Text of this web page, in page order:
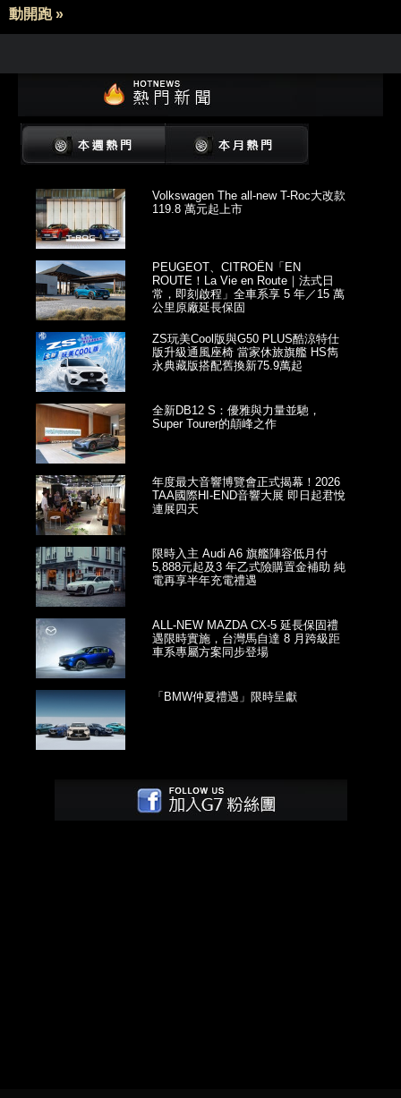
動開跑 »
Volkswagen The all-new T-Roc大改款
119.8 萬元起上市
PEUGEOT、CITROËN「EN
ROUTE！La Vie en Route｜法式日
常，即刻啟程」全車系享 5 年／15 萬
公里原廠延長保固
ZS玩美Cool版與G50 PLUS酷涼特仕
版升級通風座椅 當家休旅旗艦 HS雋
永典藏版搭配舊換新75.9萬起
全新DB12 S：優雅與力量並馳，
Super Tourer的顛峰之作
年度最大音響博覽會正式揭幕！2026
TAA國際HI-END音響大展 即日起君悅
連展四天
限時入主 Audi A6 旗艦陣容低月付
5,888元起及3 年乙式險購置金補助 純
電再享半年充電禮遇
ALL-NEW MAZDA CX-5 延長保固禮
遇限時實施，台灣馬自達 8 月跨級距
車系專屬方案同步登場
「BMW仲夏禮遇」限時呈獻